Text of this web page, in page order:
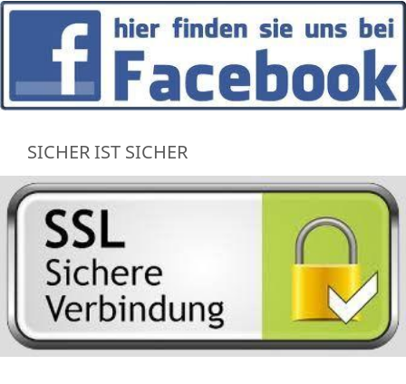
SICHER IST SICHER